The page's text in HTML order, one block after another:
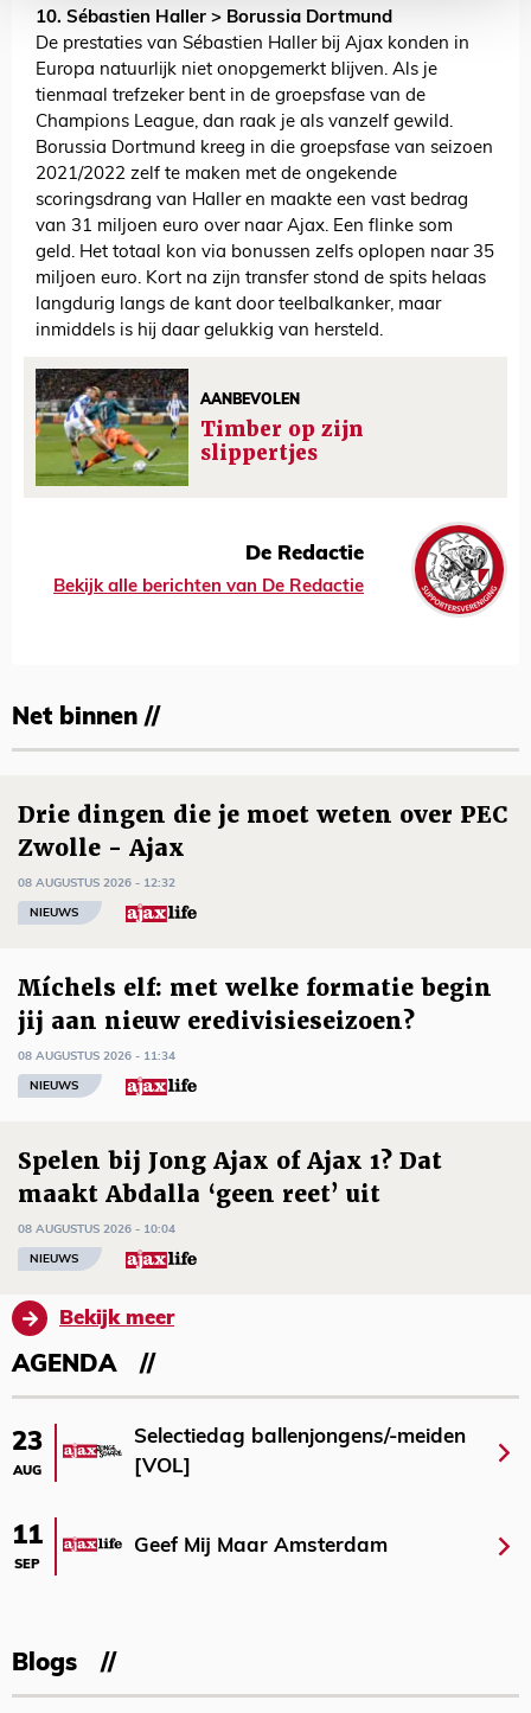
10. Sébastien Haller > Borussia Dortmund
De prestaties van Sébastien Haller bij Ajax konden in
Europa natuurlijk niet onopgemerkt blijven. Als je
tienmaal trefzeker bent in de groepsfase van de
Champions League, dan raak je als vanzelf gewild.
Borussia Dortmund kreeg in die groepsfase van seizoen
2021/2022 zelf te maken met de ongekende
scoringsdrang van Haller en maakte een vast bedrag
van 31 miljoen euro over naar Ajax. Een flinke som
geld. Het totaal kon via bonussen zelfs oplopen naar 35
miljoen euro. Kort na zijn transfer stond de spits helaas
langdurig langs de kant door teelbalkanker, maar
inmiddels is hij daar gelukkig van hersteld.
AANBEVOLEN
Timber op zijn
slippertjes
De Redactie
Bekijk alle berichten van De Redactie
Net binnen //
Drie dingen die je moet weten over PEC
Zwolle - Ajax
08 AUGUSTUS 2026 - 12:32
NIEUWS
Míchels elf: met welke formatie begin
jij aan nieuw eredivisieseizoen?
08 AUGUSTUS 2026 - 11:34
NIEUWS
Spelen bij Jong Ajax of Ajax 1? Dat
maakt Abdalla ‘geen reet’ uit
08 AUGUSTUS 2026 - 10:04
NIEUWS
Bekijk meer
AGENDA
23
AUG
Selectiedag ballenjongens/-meiden
[VOL]
11
SEP
Geef Mij Maar Amsterdam
Blogs